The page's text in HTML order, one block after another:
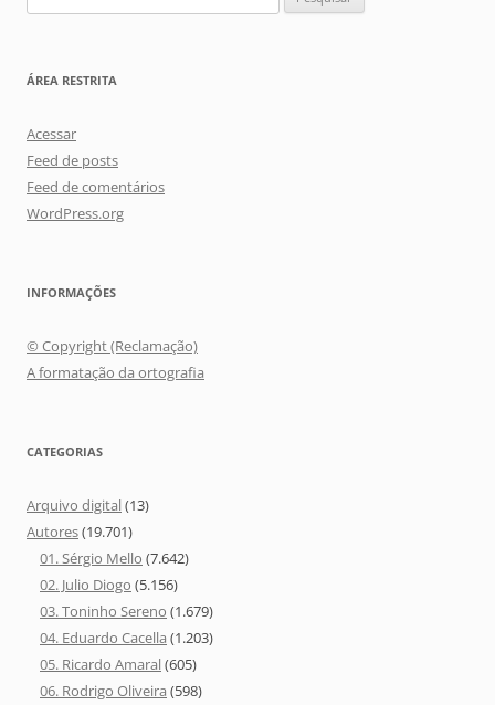
por:
ÁREA RESTRITA
Acessar
Feed de posts
Feed de comentários
WordPress.org
INFORMAÇÕES
© Copyright (Reclamação)
A formatação da ortografia
CATEGORIAS
Arquivo digital(13)
Autores(19.701)
01. Sérgio Mello (7.642)
02. Julio Diogo (5.156)
03. Toninho Sereno (1.679)
04. Eduardo Cacella (1.203)
05. Ricardo Amaral(605)
06. Rodrigo Oliveira (598)